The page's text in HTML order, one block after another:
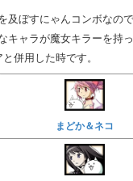
及ぼすにゃんコンボなの
キャラが魔女キラーを持
併用した時です。
まどか＆ネコ